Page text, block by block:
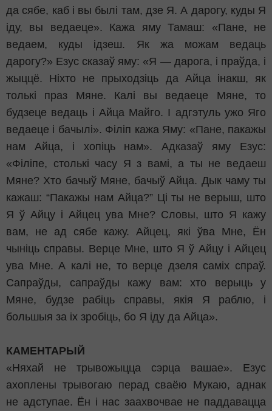
да сябе, каб і вы былі там, дзе Я. А дарогу, куды Я
іду, вы ведаеце». Кажа яму Тамаш: «Пане, не
ведаем, куды ідзеш. Як жа можам ведаць
дарогу?» Езус сказаў яму: «Я — дарога, і праўда, і
жыццё. Ніхто не прыходзіць да Айца інакш, як
толькі праз Мяне. Калі вы ведаеце Мяне, то
будзеце ведаць і Айца Майго. І адгэтуль ужо Яго
ведаеце і бачылі». Філіп кажа Яму: «Пане, пакажы
нам Айца, і хопіць нам». Адказаў яму Езус:
«Філіпе, столькі часу Я з вамі, а ты не ведаеш
Мяне? Хто бачыў Мяне, бачыў Айца. Дык чаму ты
кажаш: “Пакажы нам Айца?” Ці ты не верыш, што
Я ў Айцу і Айцец ува Мне? Словы, што Я кажу
вам, не ад сябе кажу. Айцец, які ўва Мне, Ён
чыніць справы. Верце Мне, што Я ў Айцу і Айцец
ува Мне. А калі не, то верце дзеля саміх спраў.
Сапраўды, сапраўды кажу вам: хто верыць у
Мяне, будзе рабіць справы, якія Я раблю, і
большыя за іх зробіць, бо Я іду да Айца».
КАМЕНТАРЫЙ
«Няхай не трывожыцца сэрца вашае». Езус
ахоплены трывогаю перад сваёю Мукаю, аднак
не адступае. Ён і нас заахвочвае не паддавацца